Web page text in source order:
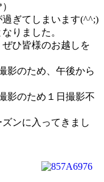
ぎてしまいます(^^;)
りました。
ひ皆様のお越しを
影のため、午後から
影のため１日撮影不
ンに入ってきまし